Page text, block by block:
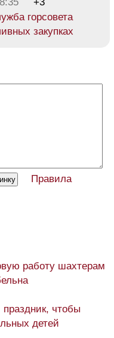
горсовета
закупках
Правила
работу шахтерам
чтобы
детей